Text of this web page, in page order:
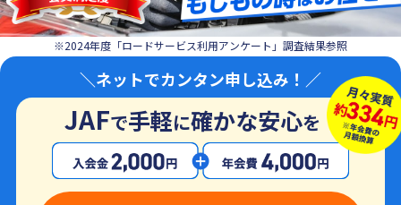
※2024年度「ロードサービス利用アンケート」調査結果参照
＼ネットでカンタン申し込み！／
JAFで手軽に確かな安心を